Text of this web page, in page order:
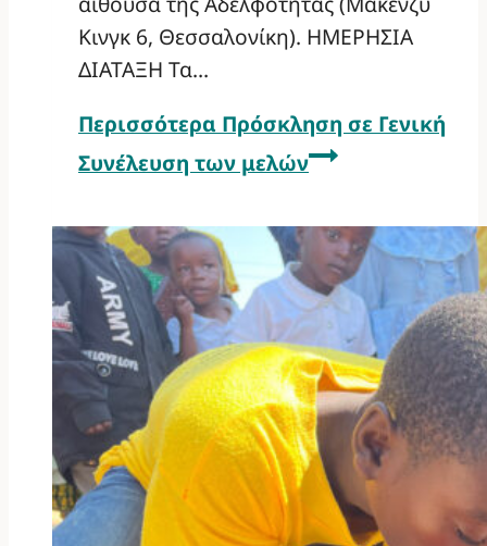
Κινγκ 6, Θεσσαλονίκη). ΗΜΕΡΗΣΙΑ
ΔΙΑΤΑΞΗ Τα…
Περισσότερα Πρόσκληση σε Γενική
Συνέλευση των μελών